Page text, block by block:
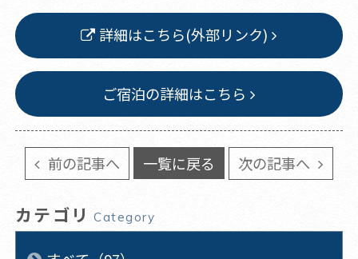
詳細はこちら(外部リンク)
ご宿泊の詳細はこちら
前の記事へ 一覧に戻る 次の記事へ
カテゴリ Category